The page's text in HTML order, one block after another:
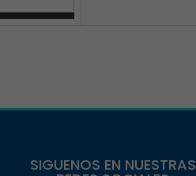
SIGUENOS EN NUESTRAS